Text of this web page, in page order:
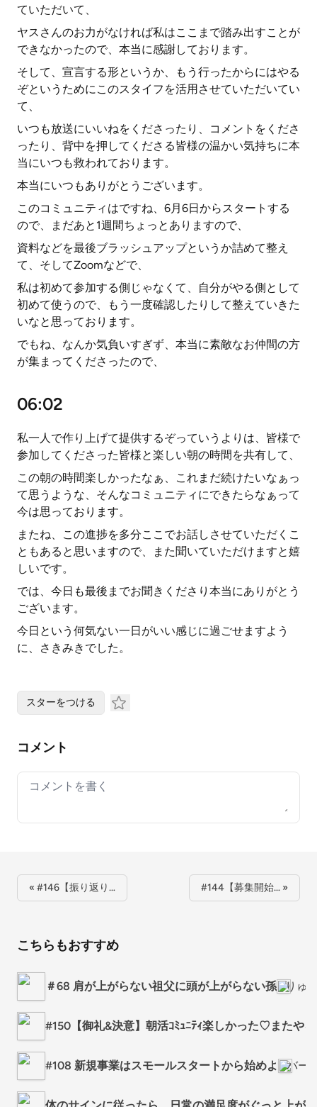
ていただいて、
ヤスさんのお力がなければ私はここまで踏み出すことが
できなかったので、本当に感謝しております。
そして、宣言する形というか、もう行ったからにはやる
ぞというためにこのスタイフを活用させていただいてい
て、
いつも放送にいいねをくださったり、コメントをくださ
ったり、背中を押してくださる皆様の温かい気持ちに本
当にいつも救われております。
本当にいつもありがとうございます。
このコミュニティはですね、6月6日からスタートする
ので、まだあと1週間ちょっとありますので、
資料などを最後ブラッシュアップというか詰めて整え
て、そしてZoomなどで、
私は初めて参加する側じゃなくて、自分がやる側として
初めて使うので、もう一度確認したりして整えていきた
いなと思っております。
でもね、なんか気負いすぎず、本当に素敵なお仲間の方
が集まってくださったので、
06:02
私一人で作り上げて提供するぞっていうよりは、皆様で
参加してくださった皆様と楽しい朝の時間を共有して、
この朝の時間楽しかったなぁ、これまだ続けたいなぁっ
て思うような、そんなコミュニティにできたらなぁって
今は思っております。
またね、この進捗を多分ここでお話しさせていただくこ
ともあると思いますので、また聞いていただけますと嬉
しいです。
では、今日も最後までお聞きくださり本当にありがとう
ございます。
今日という何気ない一日がいい感じに過ごせますよう
に、さきみきでした。
スターをつける
コメント
Your comment
« #146【振り返り… #144【募集開始… »
こちらもおすすめ
＃68 肩が上がらない祖父に頭が上がらない孫 りゅ
#150【御礼&決意】朝活ｺﾐｭﾆﾃｨ楽しかった♡またや
#108 新規事業はスモールスタートから始めよ バー